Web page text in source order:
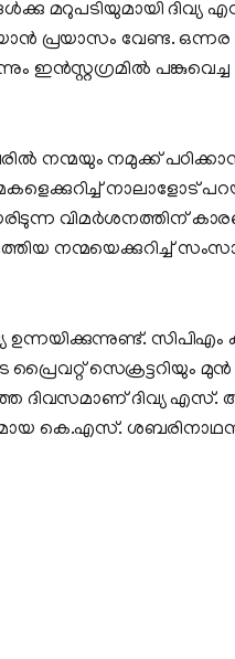
മറുപടിയുമായി ദിവ്യ
പ്രയാസം വേണ്ട. ഒന്നര
ഇൻസ്റ്റഗ്രമിൽ
നന്മയും നമുക്ക്
നാലാളോട്
വിമർശനത്തിന്
നന്മയെക്കുറിച്ച്
സിപിഎം
പ്രൈവറ്റ് സെക്രട്ടറിയും
ദിവസമാണ് ദിവ്യ എസ്.
കെ.എസ്.